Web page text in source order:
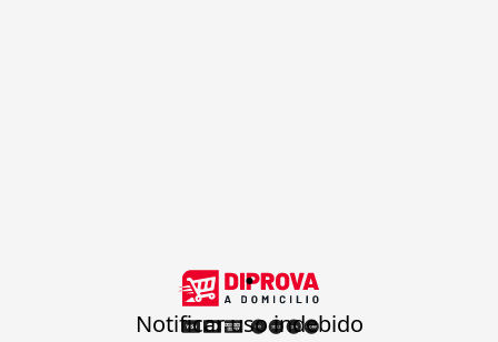
.
Notificar uso indebido